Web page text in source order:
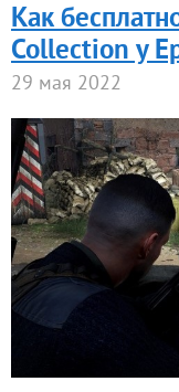
Как
Collection у
29 мая 2022